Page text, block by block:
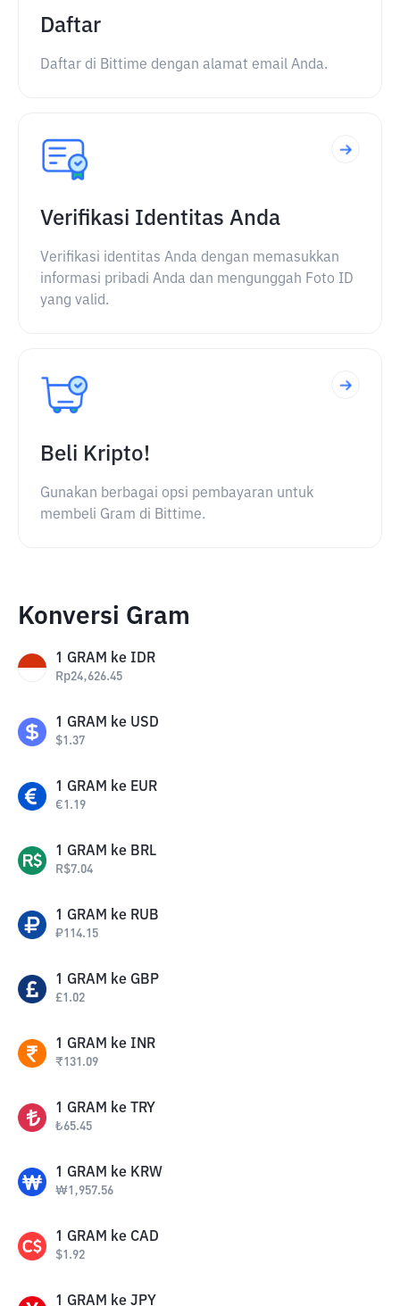
Daftar
Daftar di Bittime dengan alamat email Anda.
Verifikasi Identitas Anda
Verifikasi identitas Anda dengan memasukkan
informasi pribadi Anda dan mengunggah Foto ID
yang valid.
Beli Kripto!
Gunakan berbagai opsi pembayaran untuk
membeli Gram di Bittime.
Konversi Gram
1 GRAM ke IDR
Rp24,626.45
1 GRAM ke USD
$1.37
1 GRAM ke EUR
€1.19
1 GRAM ke BRL
R$7.04
1 GRAM ke RUB
₽114.15
1 GRAM ke GBP
£1.02
1 GRAM ke INR
₹131.09
1 GRAM ke TRY
₺65.45
1 GRAM ke KRW
₩1,957.56
1 GRAM ke CAD
$1.92
1 GRAM ke JPY